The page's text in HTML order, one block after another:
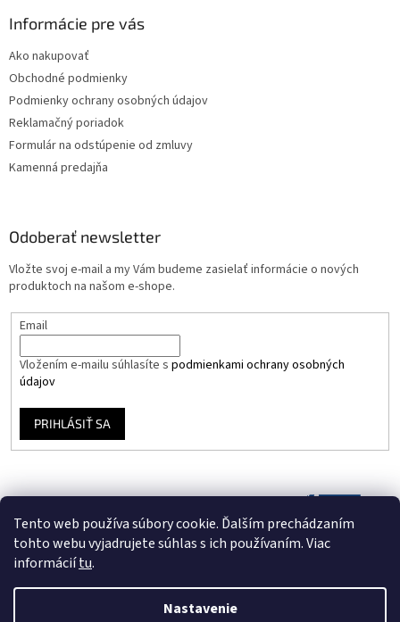
Tento web používa súbory cookie. Ďalším prechádzaním
tohto webu vyjadrujete súhlas s ich používaním. Viac
informáciítu.
Nastavenie
Informácie pre vás
Ako nakupovať
Obchodné podmienky
Podmienky ochrany osobných údajov
Reklamačný poriadok
Formulár na odstúpenie od zmluvy
Kamenná predajňa
Odoberať newsletter
Vložte svoj e-mail a my Vám budeme zasielať informácie o nových
produktoch na našom e-shope.
Email
Vložením e-mailu súhlasíte s podmienkami ochrany osobných
údajov
PRIHLÁSIŤ SA
Vytvoril Shoptet